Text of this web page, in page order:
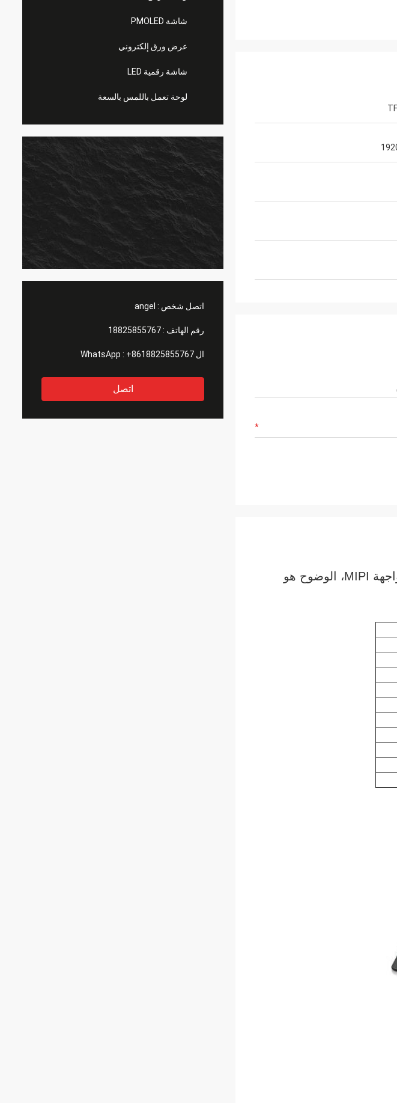
شاشة PMOLED
عرض ورق إلكتروني
شاشة رقمية LED
لوحة تعمل باللمس بالسعة
اتصل شخص : angel
رقم الهاتف :18825855767
ال WhatsApp : +8618825855767
اتصل
ESHX520002B0 هي وحدة عرض TFT 5.2 بوصة، دقة هي 1080X1920 ، واجهة MIPI، الوضوح هو